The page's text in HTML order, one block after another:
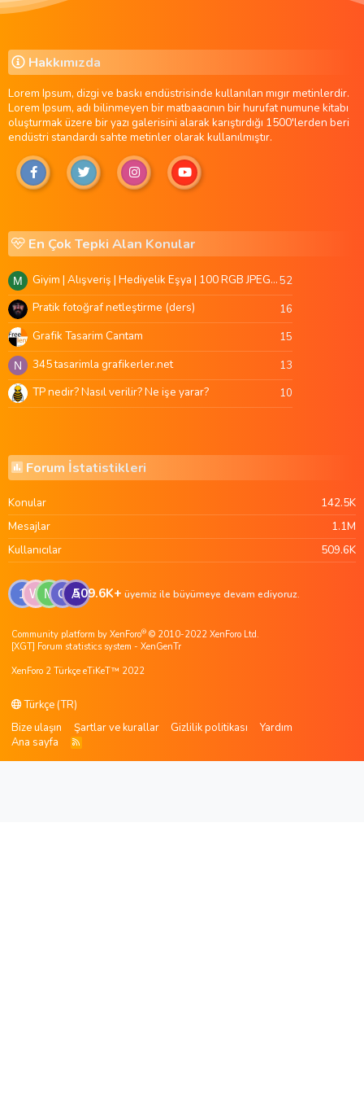
Hakkımızda
Lorem Ipsum, dizgi ve baskı endüstrisinde kullanılan mıgır metinlerdir.
Lorem Ipsum, adı bilinmeyen bir matbaacının bir hurufat numune kitabı
oluşturmak üzere bir yazı galerisini alarak karıştırdığı 1500'lerden beri
endüstri standardı sahte metinler olarak kullanılmıştır.
En Çok Tepki Alan Konular
M Giyim | Alışveriş | Hediyelik Eşya | 100 RGB JPEG Images | 5920x4420 Pixels | 501 MB52
Pratik fotoğraf netleştirme (ders) 16
Grafik Tasarim Cantam 15
N 345 tasarimla grafikerler.net 13
TP nedir? Nasıl verilir? Ne işe yarar? 10
Forum İstatistikleri
Konular
142.5K
Mesajlar
1.1M
Kullanıcılar
509.6K
1 W M G A
509.6K+ üyemiz ile büyümeye devam ediyoruz.
Community platform by XenForo® © 2010-2022 XenForo Ltd.
[XGT] Forum statistics system - XenGenTr
XenForo 2 Türkçe eTiKeT™ 2022
Türkçe (TR)
Bize ulaşın
Şartlar ve kurallar Gizlilik politikası
Yardım
Ana sayfa
R
S
S